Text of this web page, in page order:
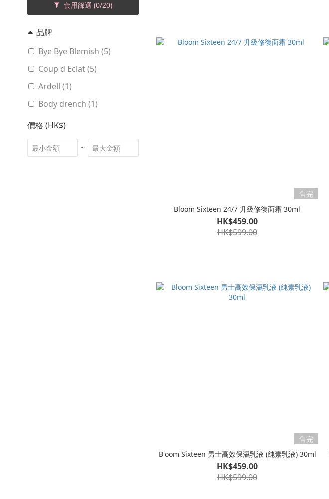
套用篩選 (0/20)
品牌
Bye Bye Blemish (5)
Coup d Eclat (5)
Ardell (1)
Body drench (1)
價格 (HK$)
~
售完
Bloom Sixteen 24/7 升級修復面霜 30ml
HK$459.00
HK$599.00
售完
Bloom Sixteen 男士高效保濕乳液 (純素乳液) 30ml
HK$459.00
HK$599.00